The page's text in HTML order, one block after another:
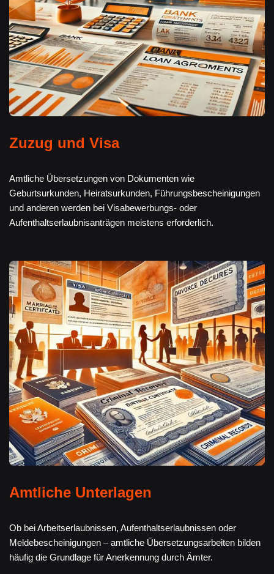
Zuzug und Visa
Amtliche Übersetzungen von Dokumenten wie
Geburtsurkunden, Heiratsurkunden, Führungsbescheinigungen
und anderen werden bei Visabewerbungs- oder
Aufenthaltserlaubnisanträgen meistens erforderlich.
Amtliche Unterlagen
Ob bei Arbeitserlaubnissen, Aufenthaltserlaubnissen oder
Meldebescheinigungen – amtliche Übersetzungsarbeiten bilden
häufig die Grundlage für Anerkennung durch Ämter.